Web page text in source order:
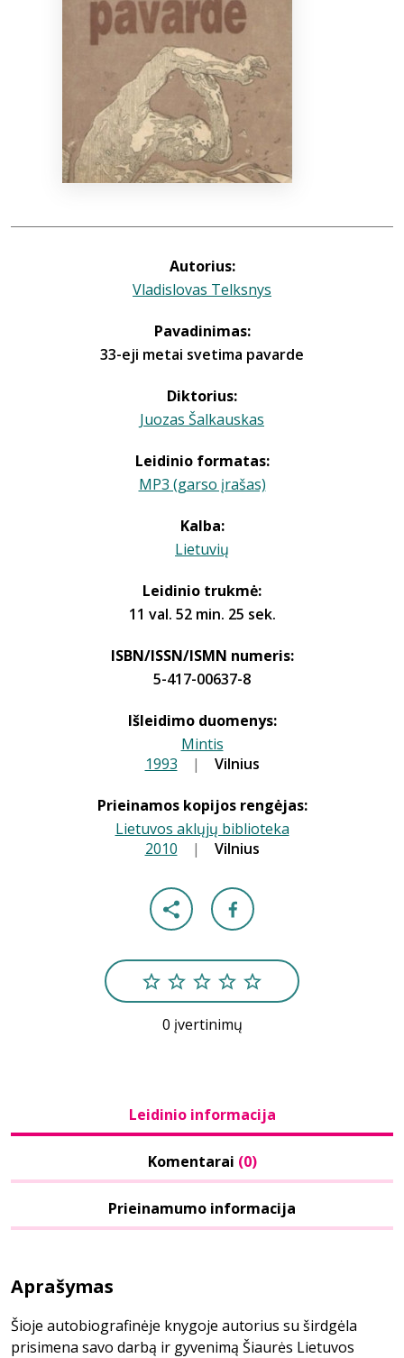
Autorius:
Vladislovas Telksnys
Pavadinimas:
33-eji metai svetima pavarde
Diktorius:
Juozas Šalkauskas
Leidinio formatas:
MP3 (garso įrašas)
Kalba:
Lietuvių
Leidinio trukmė:
11 val. 52 min. 25 sek.
ISBN/ISSN/ISMN numeris:
5-417-00637-8
Išleidimo duomenys:
Mintis
1993 | Vilnius
Prieinamos kopijos rengėjas:
Lietuvos aklųjų biblioteka
2010 | Vilnius
0 įvertinimų
Leidinio informacija
Komentarai (0)
Prieinamumo informacija
Aprašymas
Šioje autobiografinėje knygoje autorius su širdgėla
prisimena savo darbą ir gyvenimą Šiaurės Lietuvos